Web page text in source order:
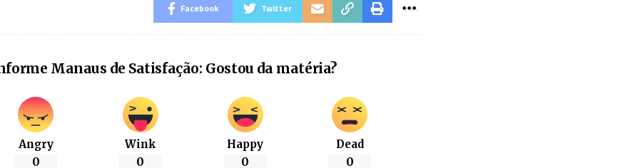
Facebook Twitter
Manaus de Satisfação: Gostou da matéria?
Angry
0
Wink
0
Happy
0
Dead
0